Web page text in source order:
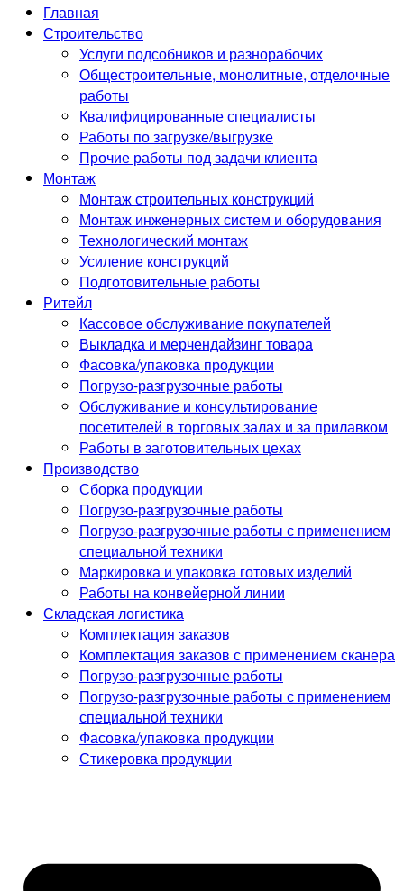
Главная
Строительство
Услуги подсобников и разнорабочих
Общестроительные, монолитные, отделочные
работы
Квалифицированные специалисты
Работы по загрузке/выгрузке
Прочие работы под задачи клиента
Монтаж
Монтаж строительных конструкций
Монтаж инженерных систем и оборудования
Технологический монтаж
Усиление конструкций
Подготовительные работы
Ритейл
Кассовое обслуживание покупателей
Выкладка и мерчендайзинг товара
Фасовка/упаковка продукции
Погрузо-разгрузочные работы
Обслуживание и консультирование
посетителей в торговых залах и за прилавком
Работы в заготовительных цехах
Производство
Сборка продукции
Погрузо-разгрузочные работы
Погрузо-разгрузочные работы с применением
специальной техники
Маркировка и упаковка готовых изделий
Работы на конвейерной линии
Складская логистика
Комплектация заказов
Комплектация заказов с применением сканера
Погрузо-разгрузочные работы
Погрузо-разгрузочные работы с применением
специальной техники
Фасовка/упаковка продукции
Стикеровка продукции